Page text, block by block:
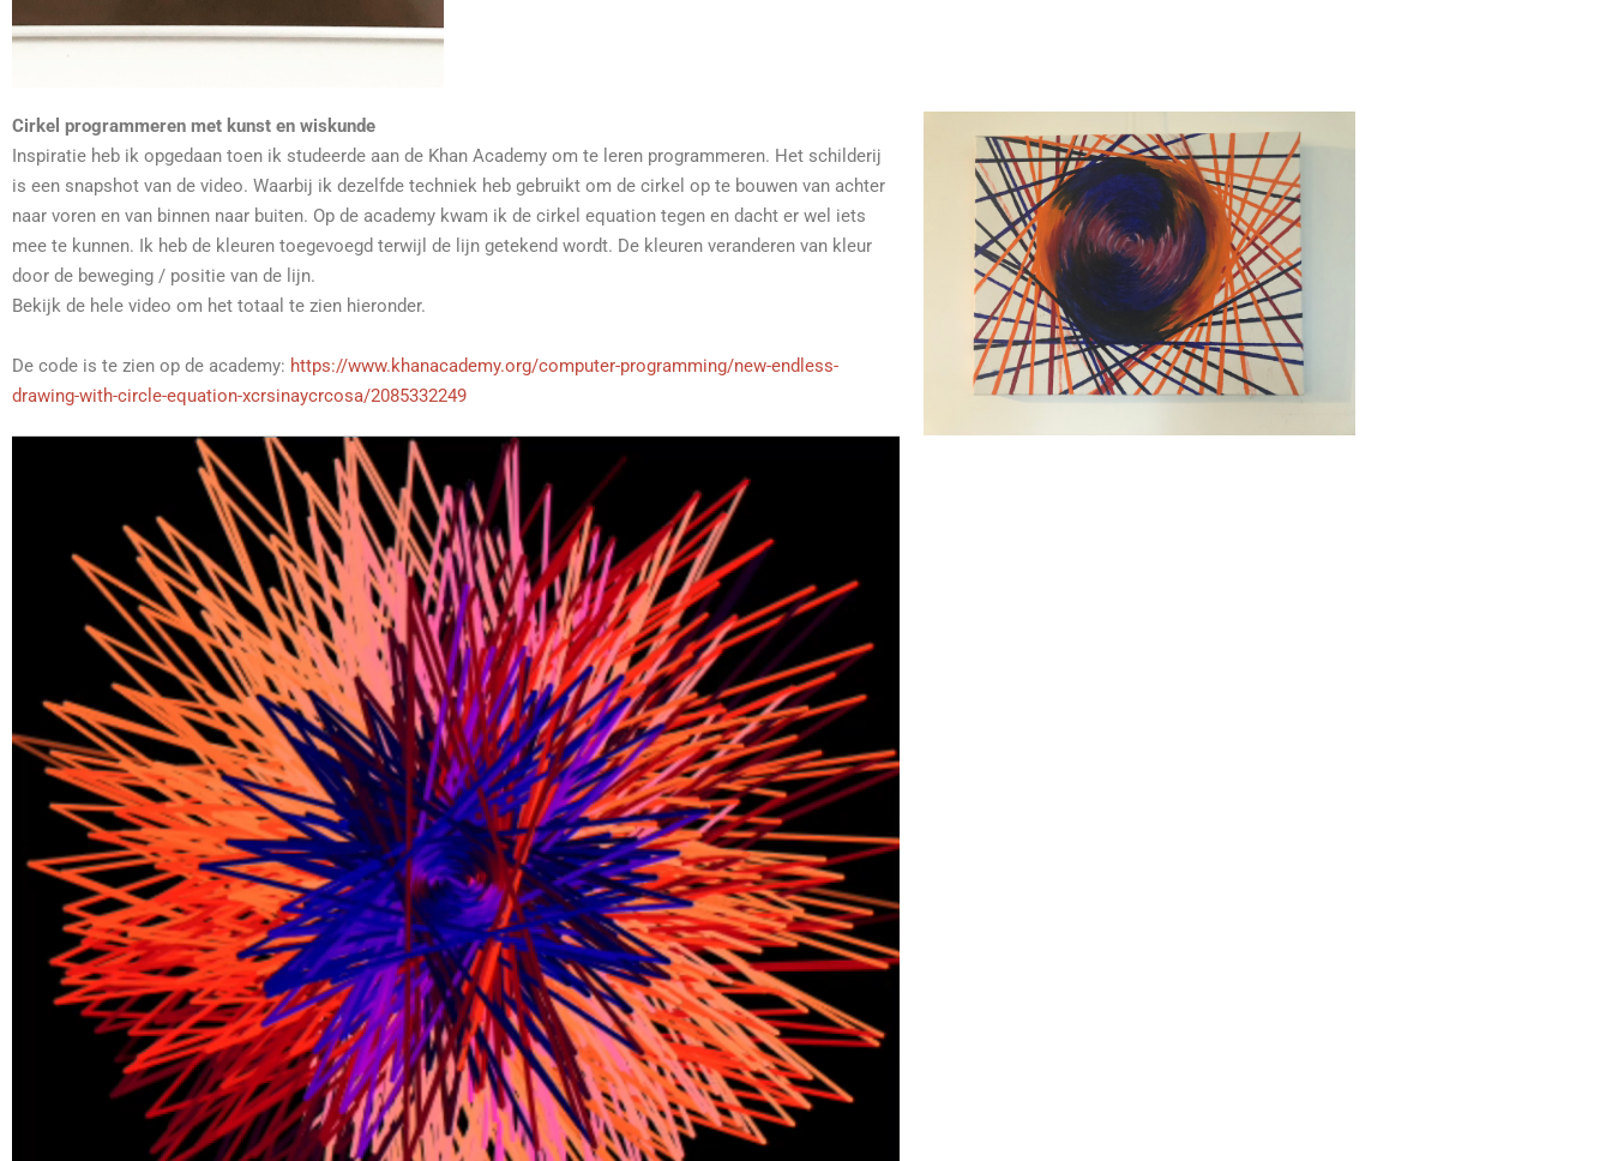
Cirkel programmeren met kunst en wiskunde
Inspiratie heb ik opgedaan toen ik studeerde aan de Khan Academy om te leren programmeren. Het schilderij
is een snapshot van de video. Waarbij ik dezelfde techniek heb gebruikt om de cirkel op te bouwen van achter
naar voren en van binnen naar buiten. Op de academy kwam ik de cirkel equation tegen en dacht er wel iets
mee te kunnen. Ik heb de kleuren toegevoegd terwijl de lijn getekend wordt. De kleuren veranderen van kleur
door de beweging / positie van de lijn.
Bekijk de hele video om het totaal te zien hieronder.
De code is te zien op de academy: https://www.khanacademy.org/computer-programming/new-endless-
drawing-with-circle-equation-xcrsinaycrcosa/2085332249